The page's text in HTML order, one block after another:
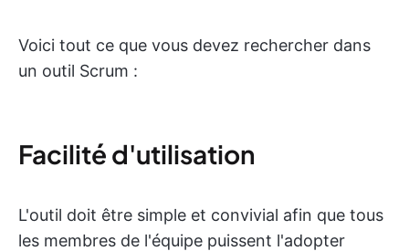
Voici tout ce que vous devez rechercher dans
un outil Scrum :
Facilité d'utilisation
L'outil doit être simple et convivial afin que tous
les membres de l'équipe puissent l'adopter